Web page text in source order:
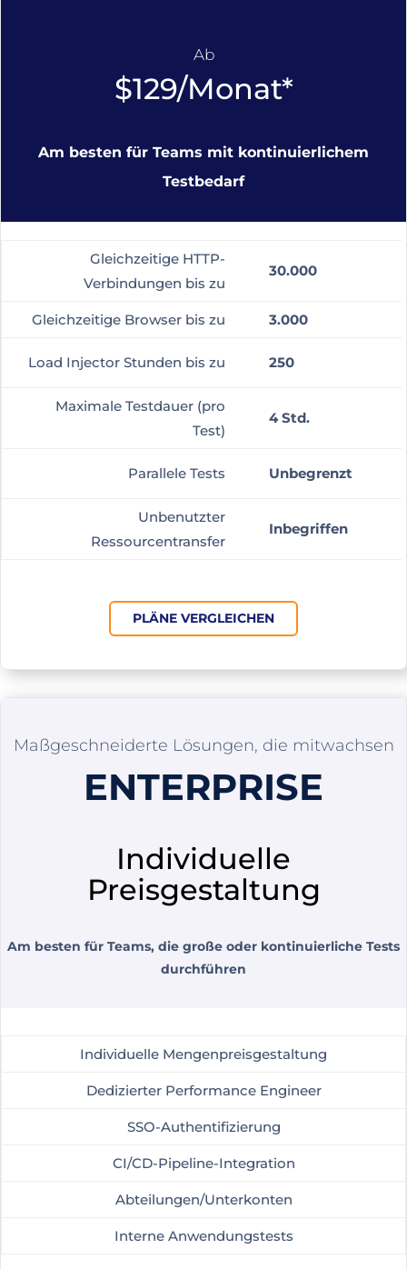
Ab
$129/Monat*
Am besten für Teams mit kontinuierlichem
Testbedarf
Gleichzeitige HTTP-
Verbindungen bis zu
30.000
Gleichzeitige Browser bis zu 3.000
Load Injector Stunden bis zu 250
Maximale Testdauer (pro
Test)
4 Std.
Parallele Tests Unbegrenzt
Unbenutzter
Ressourcentransfer
Inbegriffen
PLÄNE VERGLEICHEN
Maßgeschneiderte Lösungen, die mitwachsen
ENTERPRISE
Individuelle
Preisgestaltung
Am besten für Teams, die große oder kontinuierliche Tests
durchführen
Individuelle Mengenpreisgestaltung
Dedizierter Performance Engineer
SSO-Authentifizierung
CI/CD-Pipeline-Integration
Abteilungen/Unterkonten
Interne Anwendungstests